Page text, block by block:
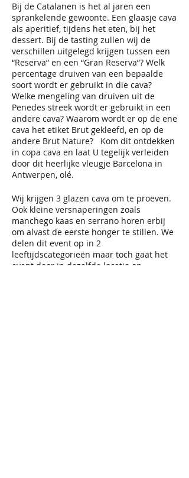
Bij de Catalanen is het al jaren een
sprankelende gewoonte. Een glaasje cava
als aperitief, tijdens het eten, bij het
dessert. Bij de tasting zullen wij de
verschillen uitgelegd krijgen tussen een
“Reserva” en een “Gran Reserva”? Welk
percentage druiven van een bepaalde
soort wordt er gebruikt in die cava?
Welke mengeling van druiven uit de
Penedes streek wordt er gebruikt in een
andere cava? Waarom wordt er op de ene
cava het etiket Brut gekleefd, en op de
andere Brut Nature? Kom dit ontdekken
in copa cava en laat U tegelijk verleiden
door dit heerlijke vleugje Barcelona in
Antwerpen, olé.
Wij krijgen 3 glazen cava om te proeven.
Ook kleine versnaperingen zoals
manchego kaas en serrano horen erbij
om alvast de eerste honger te stillen. We
delen dit event op in 2
leeftijdscategorieën maar toch gaat het
event door in dezelfde locatie op